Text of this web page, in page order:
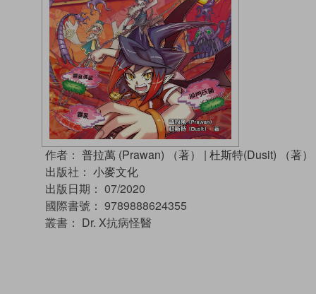
作者： 普拉萬 (Prawan) （著） | 杜斯特(Dusit) （著）
出版社： 小麥文化
出版日期： 07/2020
國際書號： 9789888624355
叢書： Dr. X抗病怪醫